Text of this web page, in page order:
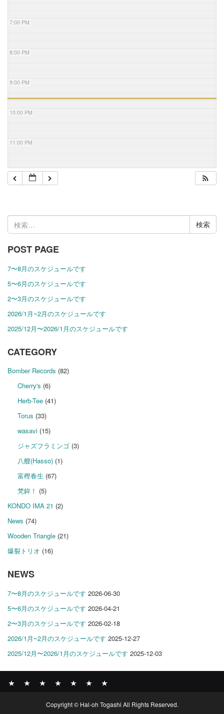
7:00 PM
8:00 PM
9:00 PM
10:00 PM
11:00 PM
検
索:
POST PAGE
7〜8月のスケジュールです
5〜6月のスケジュールです
2〜3月のスケジュールです
2026/1月~2月のスケジュールです
2025/12月〜2026/1月のスケジュールです
CATEGORY
Bomber Records (82)
Cherry's (6)
Herb-Tee(41)
Torus (33)
wasavi(15)
ジャズフラミンゴ(3)
八艘(Hasso)(1)
富樫春生 (67)
梵鉾！ (5)
KONDO IMA 21 (2)
News (74)
Wooden Triangle (21)
爆裂トリオ (16)
NEWS
7〜8月のスケジュールです 2026-06-30
5〜6月のスケジュールです 2026-04-21
2〜3月のスケジュールです 2026-02-18
2026/1月~2月のスケジュールです 2025-12-27
2025/12月〜2026/1月のスケジュールです 2025-12-03
RECORDS
PROFILE
Copyright © Hal-oh Togashi All Rights Reserved.